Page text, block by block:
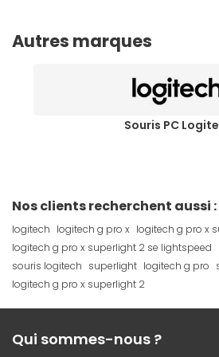
Autres marques
Souris PC
Nos clients recherchent aussi :
logitech logitech g pro x logitech g pro x
logitech g pro x superlight 2 se lightspeed
souris logitech superlight logitech g pro
logitech g pro x superlight 2
Qui sommes-nous ?